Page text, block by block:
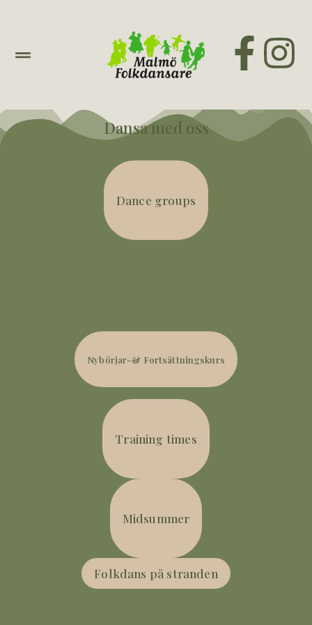
Dansa med oss
Dance groups
Nybörjar-& Fortsättningskurs
Training times
Midsummer
Folkdans på stranden